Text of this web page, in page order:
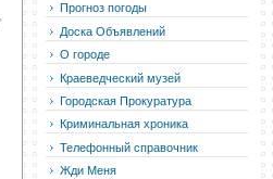
Прогноз погоды
Доска Объявлений
О городе
Краеведческий музей
Городская Прокуратура
Криминальная хроника
Телефонный справочник
Жди Меня